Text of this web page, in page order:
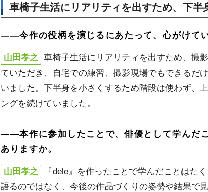
車椅子生活にリアリティを出すため、下半
――今作の役柄を演じるにあたって、心がけて
山田孝之
車椅子生活にリアリティを出すため、撮
ていただき、自宅での練習、撮影現場でもできるだ
いました。下半身を小さくするため階段は使わず、
ングを続けていました。
――本作に参加したことで、俳優として学んだ
ありますか。
山田孝之
『dele』を作ったことで学んだことはた
語るのではなく、今後の作品づくりの姿勢や結果で